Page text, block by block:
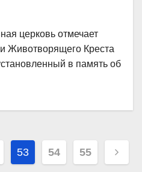
церковь отмечает
Животворящего Креста
в память об
53 54 55